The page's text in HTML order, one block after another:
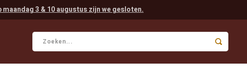
3 & 10 augustus zijn we gesloten.